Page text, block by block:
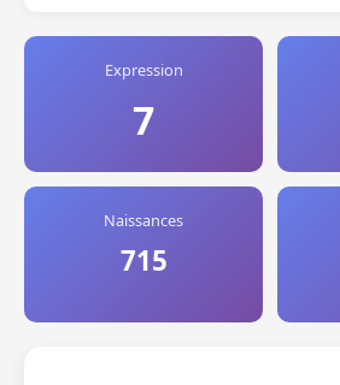
Expression
7
Naissances
715